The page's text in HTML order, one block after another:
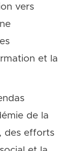
vers
et la
de la
des efforts